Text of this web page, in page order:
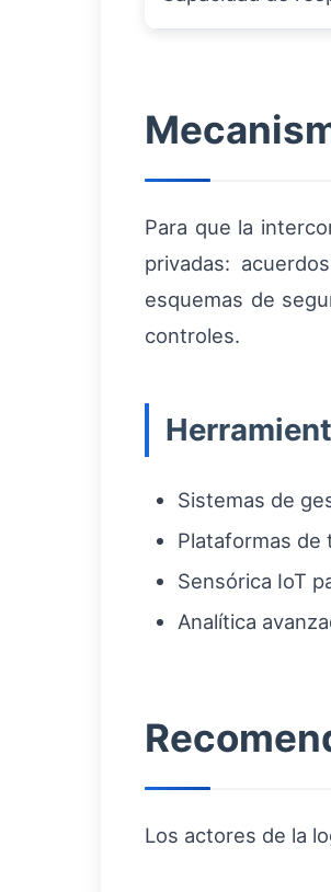
Para que la
privadas:
esquemas de
controles.
Sistemas de
Plataformas de
Sensórica IoT
Analítica
Los actores de la